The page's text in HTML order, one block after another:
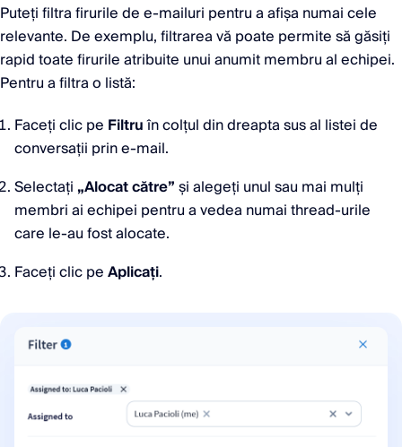
Puteți filtra firurile de e-mailuri pentru a afișa numai cele
relevante. De exemplu, filtrarea vă poate permite să găsiți
rapid toate firurile atribuite unui anumit membru al echipei.
Pentru a filtra o listă:
Faceți clic pe Filtruîn colțul din dreapta sus al listei de
conversații prin e-mail.
Selectați „Alocat către”și alegeți unul sau mai mulți
membri ai echipei pentru a vedea numai thread-urile
care le-au fost alocate.
Faceți clic peAplicați.